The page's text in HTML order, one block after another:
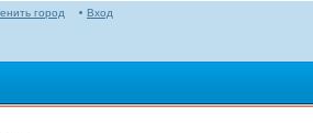
Вход
город